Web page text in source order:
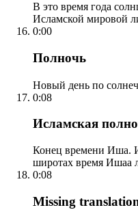
В это время года
Исламской мировой
0:00
Полночь
0:08
Исламская
Конец времени Иша.
широтах время Ишаа
0:08
Missing